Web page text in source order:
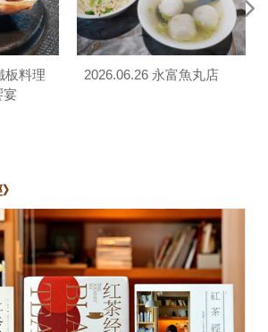
板料理
宴
2026.06.26 永富魚丸店